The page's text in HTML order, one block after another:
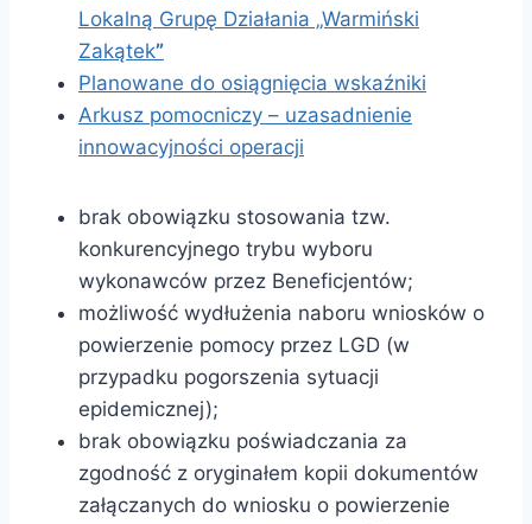
Lokalną Grupę Działania „Warmiński
Zakątek”
Planowane do osiągnięcia wskaźniki
Arkusz pomocniczy – uzasadnienie
innowacyjności operacji
brak obowiązku stosowania tzw.
konkurencyjnego trybu wyboru
wykonawców przez Beneficjentów;
możliwość wydłużenia naboru wniosków o
powierzenie pomocy przez LGD (w
przypadku pogorszenia sytuacji
epidemicznej);
brak obowiązku poświadczania za
zgodność z oryginałem kopii dokumentów
załączanych do wniosku o powierzenie